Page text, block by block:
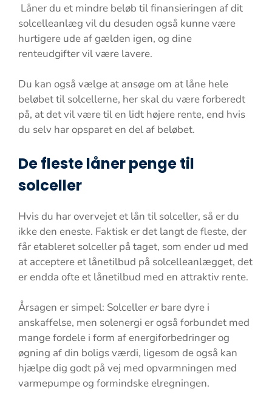
Låner du et mindre beløb til finansieringen af dit
solcelleanlæg vil du desuden også kunne være
hurtigere ude af gælden igen, og dine
renteudgifter vil være lavere.
Du kan også vælge at ansøge om at låne hele
beløbet til solcellerne, her skal du være forberedt
på, at det vil være til en lidt højere rente, end hvis
du selv har opsparet en del af beløbet.
De fleste låner penge til
solceller
Hvis du har overvejet et lån til solceller, så er du
ikke den eneste. Faktisk er det langt de fleste, der
får etableret solceller på taget, som ender ud med
at acceptere et lånetilbud på solcelleanlægget, det
er endda ofte et lånetilbud med en attraktiv rente.
Årsagen er simpel: Solcellererbare dyre i
anskaffelse, men solenergi er også forbundet med
mange fordele i form af energiforbedringer og
øgning af din boligs værdi, ligesom de også kan
hjælpe dig godt på vej med opvarmningen med
varmepumpe og formindske elregningen.